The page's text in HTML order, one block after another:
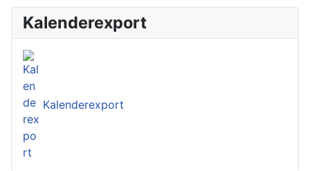
Kalenderexport
Kalenderexport